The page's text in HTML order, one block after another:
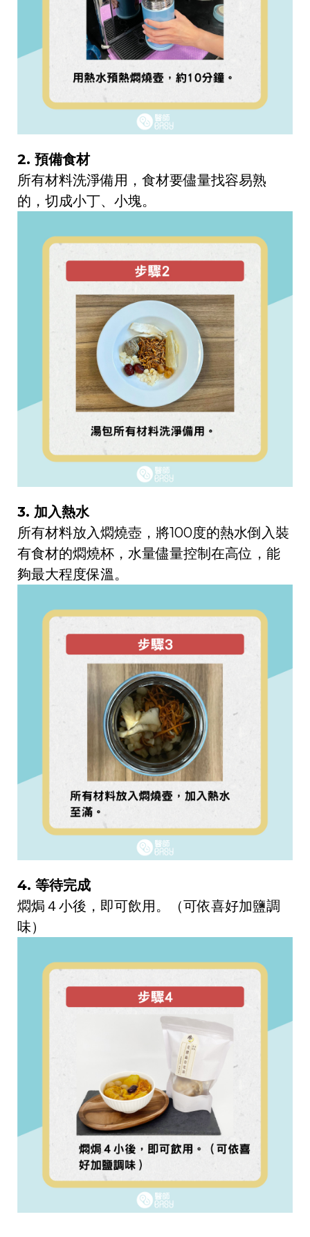
2. 預備食材
所有材料洗淨備用，食材要儘量找容易熟
的，切成小丁、小塊。
3. 加入熱水
所有材料放入燜燒壺，將100度的熱水倒入裝
有食材的燜燒杯，水量儘量控制在高位，能
夠最大程度保溫。
4. 等待完成
燜焗 ４小後，即可飲用。（可依喜好加鹽調
味）